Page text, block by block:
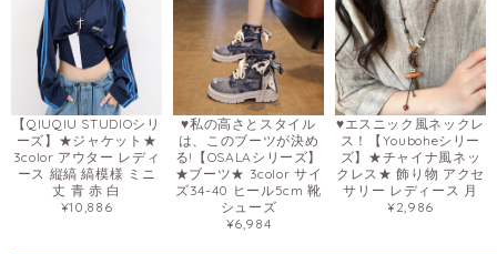
【QIUQIU STUDIOシリ
ーズ】★ジャケット★
3color アウター レディ
ース 縦縞 縞模様 ミニ
丈 青 赤 白
¥10,886
♥私の高さとスタイル
は、このブーツが決め
る!【OSALAシリーズ】
★ブーツ★ 3color サイ
ズ34-40 ヒール5cm 靴
シューズ
¥6,984
♥エスニック風ネックレ
ス！【Youboheシリー
ズ】★チャイナ風ネッ
クレス★ 飾り物 アクセ
サリー レディース 月
¥2,986